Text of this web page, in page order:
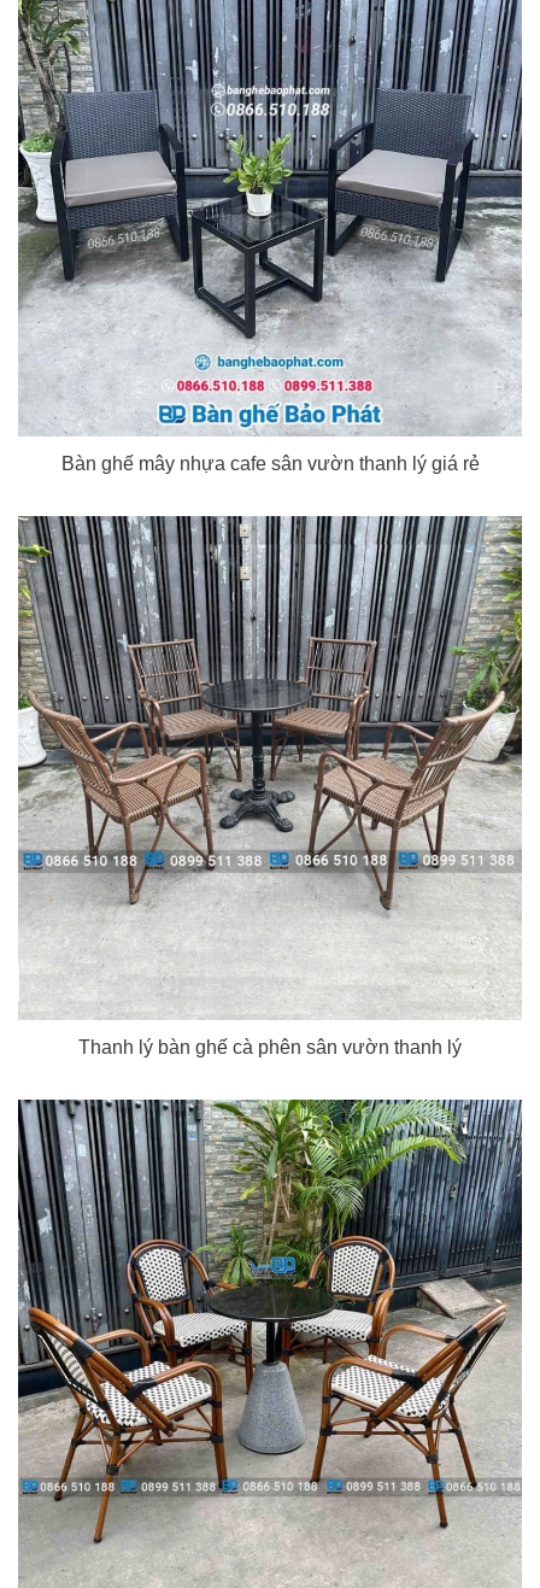
Bàn ghế mây nhựa cafe sân vườn thanh lý giá rẻ
Thanh lý bàn ghế cà phên sân vườn thanh lý